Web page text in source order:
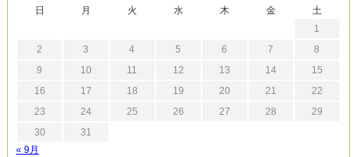
日 月 火 水 木 金
土
1
2
3 4 5 6 7
8
9
10 11 12 13 14
15
16
17 18 19 20 21
22
23
24 25 26 27 28
29
30
31
« 9月